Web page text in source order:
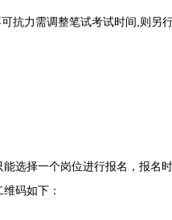
力需调整笔试考试时间,则另
择一个岗位进行报名，报名
码如下：